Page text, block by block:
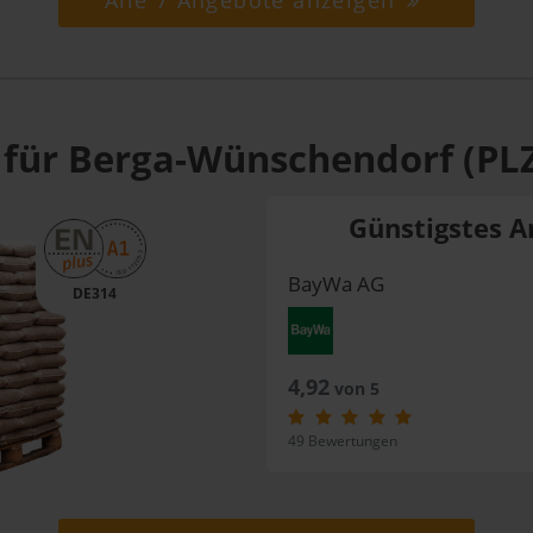
Berga-Wünschendorf
DE314
Günstigstes
BayWa AG
4,92von 5
49 Bewertungen